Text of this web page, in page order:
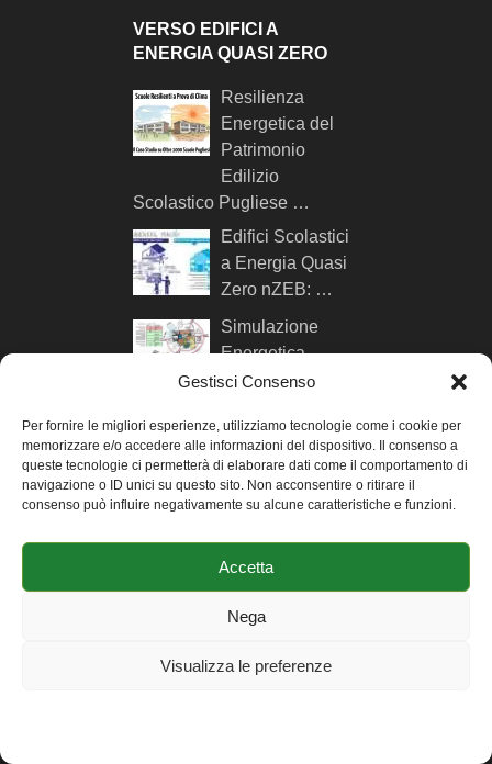
Gestisci Consenso
Per fornire le migliori esperienze, utilizziamo tecnologie come i cookie per
memorizzare e/o accedere alle informazioni del dispositivo. Il consenso a
queste tecnologie ci permetterà di elaborare dati come il comportamento di
navigazione o ID unici su questo sito. Non acconsentire o ritirare il
consenso può influire negativamente su alcune caratteristiche e funzioni.
Accetta
Nega
Visualizza le preferenze
VERSO EDIFICI A
ENERGIA QUASI ZERO
Resilienza
Energetica del
Patrimonio
Edilizio
Scolastico Pugliese …
Edifici Scolastici
a Energia Quasi
Zero nZEB: …
Simulazione
Energetica
Dinamica: 16
Quali Software
per la
Simulazione
AUTORE DI MYGREENBUILDINGS
Ciao sono Andrea Ursini
consulente e formatore su